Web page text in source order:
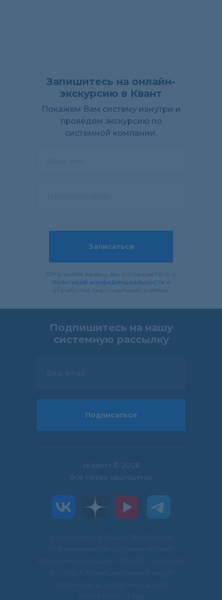
Запишитесь на онлайн-
экскурсию в Квант
Покажем Вам систему изнутри и
проведём экскурсию по
системной компании.
Записаться
политикой конфиденциальности
«Квант» © 2026
Все права защищены.
Подпишитесь на нашу
системную рассылку
Подписаться